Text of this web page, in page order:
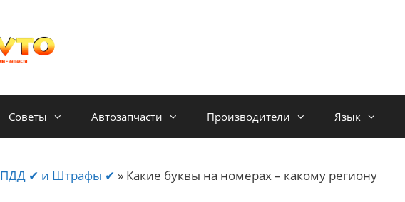
Советы Автозапчасти Производители Язык
ПДД ✔ и Штрафы ✔ » Какие буквы на номерах – какому региону